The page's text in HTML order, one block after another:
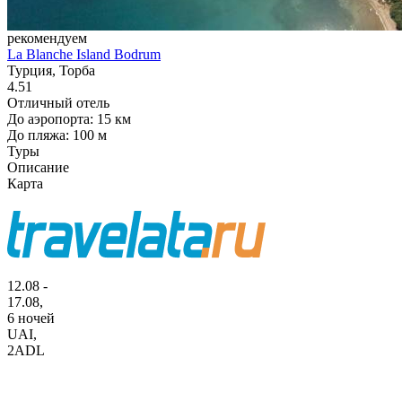
рекомендуем
La Blanche Island Bodrum
Турция, Торба
4.51
Отличный отель
До аэропорта: 15 км
До пляжа: 100 м
Туры
Описание
Карта
12.08 -
17.08,
6 ночей
UAI,
2ADL